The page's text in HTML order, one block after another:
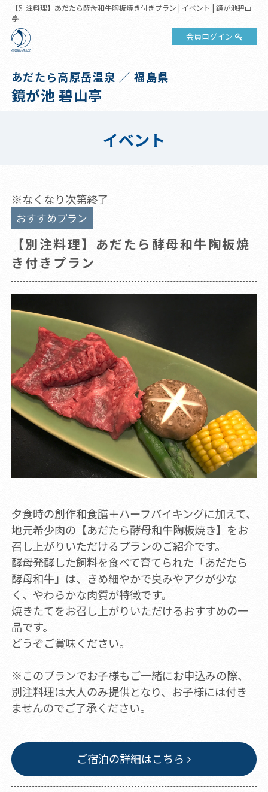
【別注料理】あだたら酵母和牛陶板焼き付きプラン | イベント | 鏡が池碧山
亭
会員ログイン
あだたら高原岳温泉 ／ 福島県
鏡が池 碧山亭
イベント
※なくなり次第終了
おすすめプラン
【別注料理】あだたら酵母和牛陶板焼
き付きプラン
夕食時の創作和食膳＋ハーフバイキングに加えて、
地元希少肉の【あだたら酵母和牛陶板焼き】をお
召し上がりいただけるプランのご紹介です。
酵母発酵した飼料を食べて育てられた「あだたら
酵母和牛」は、きめ細やかで臭みやアクが少な
く、やわらかな肉質が特徴です。
焼きたてをお召し上がりいただけるおすすめの一
品です。
どうぞご賞味ください。
※このプランでお子様もご一緒にお申込みの際、
別注料理は大人のみ提供となり、お子様には付き
ませんのでご了承ください。
ご宿泊の詳細はこちら